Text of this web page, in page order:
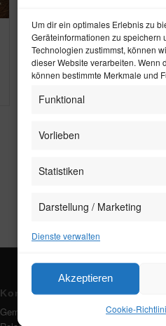
Um dir ein optimales Erlebnis zu
Geräteinformationen zu speichern
Technologien zustimmst, können
dieser Website verarbeiten. Wenn
können bestimmte Merkmale und
Funktional
Vorlieben
Statistiken
Darstellung / Marketing
Dienste verwalten
Akzeptieren
Cookie-
Kontakt
Gemüsebau